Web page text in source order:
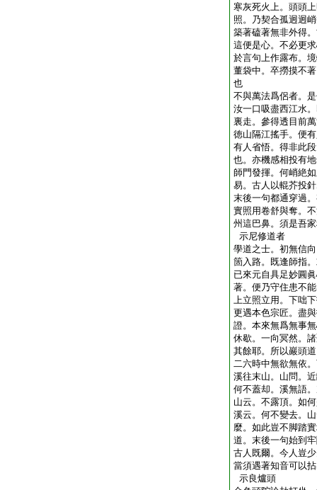
寒灰死火上。頭頭
照。乃契合孤迥迥
築著磕著無非外得
這便是心。不必更
於言句上作露布。
董袋中。卒撈摸不
也
不與萬法爲侶者。
汝一口吸盡西江水
裏走。參得透目前
徳山隔江搖手。便
有人省悟。得非此
也。亦機感相投有
師門發揮。何峭絶
易。古人以輥芥投
末後一句都通穿過
實照用卷舒與奪。
州這巴鼻。須是吾
示尼修道者
學道之士。初無信
箇入路。既逢師指
已來元自具足妙圓
著。便乃守住患不
上立照立用。下咄
更遇本色宗匠。盡
證。本來無爲無事
休歇。一向冥然。
其餘耶。所以巖頭
二六時中無欲無依
溪往末山。山問。
何不蓋却。溪無語
山云。不露頂。如
溪云。何不變去。
麼。如此豈不脚踏
道。末後一句始到
古人既爾。今人豈
當須遇著知音可以
示良爐頭